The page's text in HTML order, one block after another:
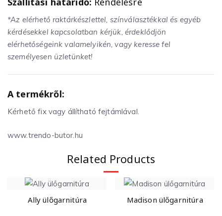
*Az elérhető raktárkészlettel, színválasztékkal és egyéb
kérdésekkel kapcsolatban kérjük, érdeklődjön
elérhetőségeink valamelyikén, vagy keresse fel
személyesen üzletünket!
A termékről:
Kérhető fix vagy állítható fejtámlával.
www.trendo-butor.hu
Related Products
Ally ülőgarnitúra Madison ülőgarnitúra